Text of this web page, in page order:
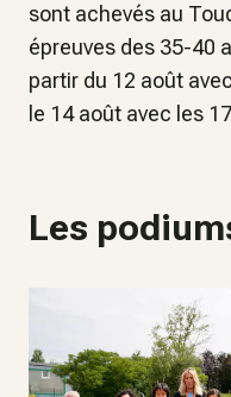
sont achevés au
épreuves des 35-40
partir du 12 août
le 14 août avec les
Les